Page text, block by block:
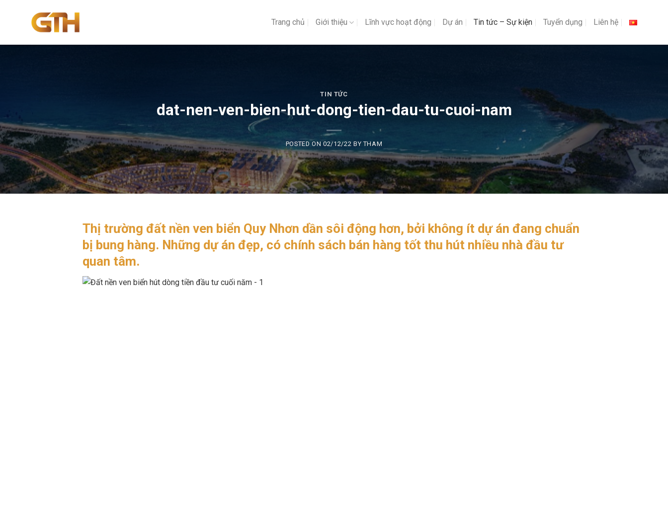
Trang chủ Giới thiệu Lĩnh vực hoạt động Dự án Tin tức – Sự kiện Tuyển dụng Liên hệ
TIN TỨC
dat-nen-ven-bien-hut-dong-tien-dau-tu-cuoi-nam
POSTED ON02/12/22 BYTHAM
Thị trường đất nền ven biển Quy Nhơn dần sôi động hơn, bởi không ít dự án đang chuẩn
bị bung hàng. Những dự án đẹp, có chính sách bán hàng tốt thu hút nhiều nhà đầu tư
quan tâm.